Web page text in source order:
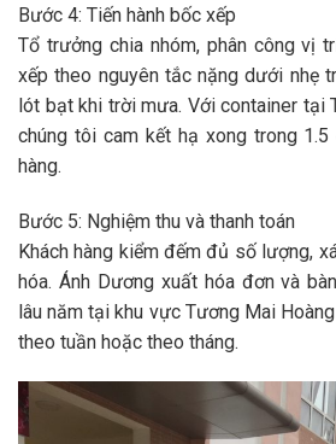
Bước 4: Tiến hành bốc xếp
Tổ trưởng chia nhóm, phân công vị
xếp theo nguyên tắc nặng dưới nhẹ
lót bạt khi trời mưa. Với container tại
chúng tôi cam kết hạ xong trong
hàng.
Bước 5: Nghiệm thu và thanh toán
Khách hàng kiểm đếm đủ số lượng,
hóa. Ánh Dương xuất hóa đơn và
lâu năm tại khu vực Tương Mai
theo tuần hoặc theo tháng.